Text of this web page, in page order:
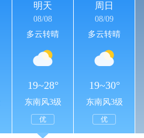
明天
08/08
多云转晴
19~28°
东南风3级
优
周日
08/09
多云转晴
19~30°
东南风3级
优